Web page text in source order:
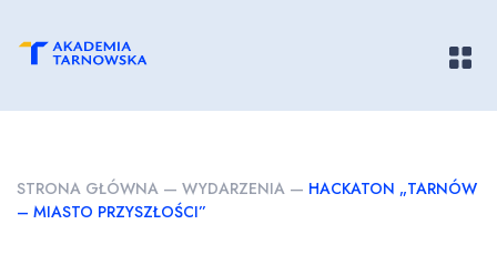
STRONA GŁÓWNA — WYDARZENIA — HACKATON „TARNÓW
– MIASTO PRZYSZŁOŚCI”